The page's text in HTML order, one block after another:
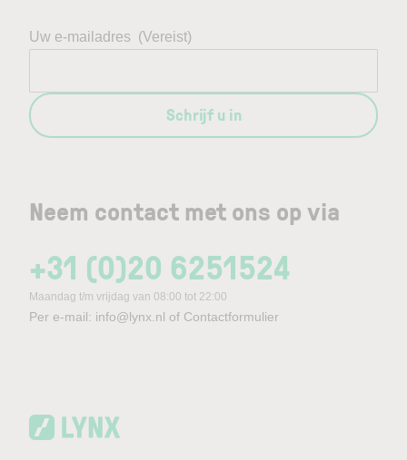
Neem contact met ons op via
+31 (0)20 6251524
Maandag t/m vrijdag van 08:00 tot 22:00
Per e-mail: info@lynx.nl of Contactformulier
Uw e-mailadres (Vereist)
Schrijf u in